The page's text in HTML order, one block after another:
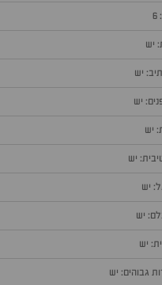
6
יש
יש
יש
יש
יש
יש
יש
יש
גבוהים: יש